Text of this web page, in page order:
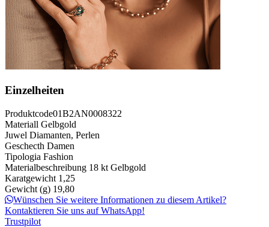
Einzelheiten
Produktcode01B2AN0008322
Materiall Gelbgold
Juwel Diamanten, Perlen
Geschecth Damen
Tipologia Fashion
Materialbeschreibung 18 kt Gelbgold
Karatgewicht 1,25
Gewicht (g) 19,80
Wünschen Sie weitere Informationen zu diesem Artikel?
Kontaktieren Sie uns auf WhatsApp!
Trustpilot